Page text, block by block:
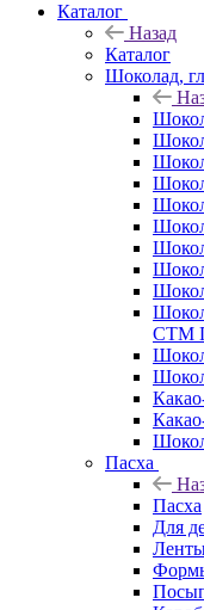
Каталог
Назад
Каталог
Шоколад,
СТМ
Пасха
Пасха
Для